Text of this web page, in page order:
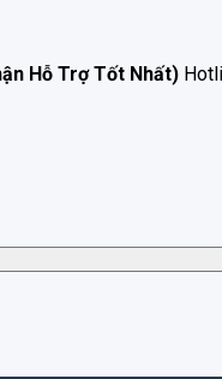
Hỗ Trợ Tốt Nhất)